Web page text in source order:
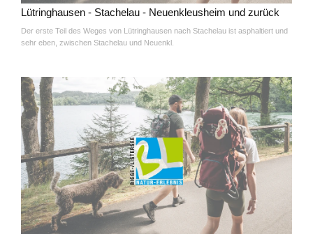
Lütringhausen - Stachelau - Neuenkleusheim und zurück
Der erste Teil des Weges von Lütringhausen nach Stachelau ist asphaltiert und
sehr eben, zwischen Stachelau und Neuenkl.